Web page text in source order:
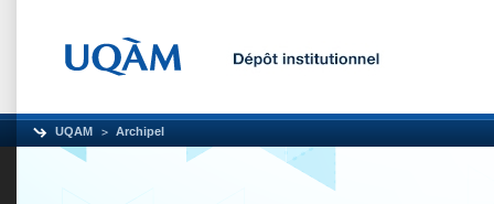
UQAM Archipel